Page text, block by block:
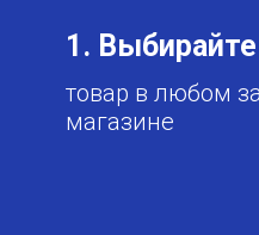
1. Выбирайте
товар в любом
магазине